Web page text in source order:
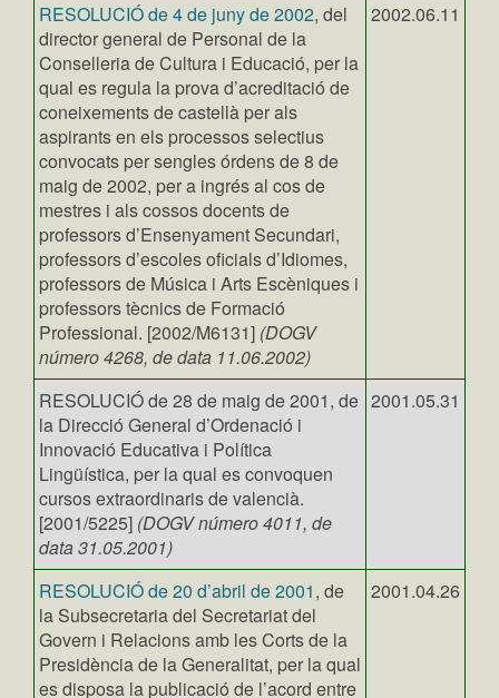
RESOLUCIÓ de 4 de juny de 2002, del
director general de Personal de la
Conselleria de Cultura i Educació, per la
qual es regula la prova d’acreditació de
coneixements de castellà per als
aspirants en els processos selectius
convocats per sengles órdens de 8 de
maig de 2002, per a ingrés al cos de
mestres i als cossos docents de
professors d’Ensenyament Secundari,
professors d’escoles oficials d’Idiomes,
professors de Música i Arts Escèniques i
professors tècnics de Formació
Professional. [2002/M6131] (DOGV
número 4268, de data 11.06.2002)
2002.06.11
RESOLUCIÓ de 28 de maig de 2001, de
la Direcció General d’Ordenació i
Innovació Educativa i Política
Lingüística, per la qual es convoquen
cursos extraordinaris de valencià.
[2001/5225] (DOGV número 4011, de
data 31.05.2001)
2001.05.31
RESOLUCIÓ de 20 d’abril de 2001, de
la Subsecretaria del Secretariat del
Govern i Relacions amb les Corts de la
Presidència de la Generalitat, per la qual
es disposa la publicació de l’acord entre
2001.04.26